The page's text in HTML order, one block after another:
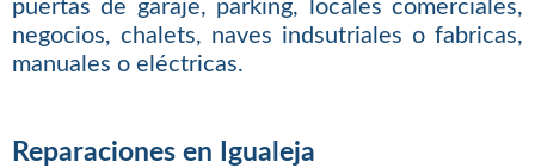
puertas de garaje, parking, locales comerciales,
negocios, chalets, naves indsutriales o fabricas,
manuales o eléctricas.
Reparaciones en Igualeja